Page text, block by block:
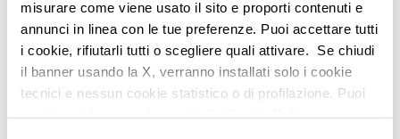
misurare come viene usato il sito e proporti contenuti e
annunci in linea con le tue preferenze. Puoi accettare tutti
i cookie, rifiutarli tutti o scegliere quali attivare. Se chiudi
il banner usando la X, verranno installati solo i cookie
tecnici e nessun cookie statistico o di profilazione. Puoi
Sull'autore,Elisa Mondino
Social Media
Strategist & Digital Storyteller